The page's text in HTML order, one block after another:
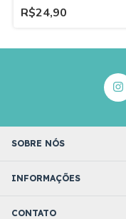
R$24,90
SOBRE NÓS
INFORMAÇÕES
CONTATO